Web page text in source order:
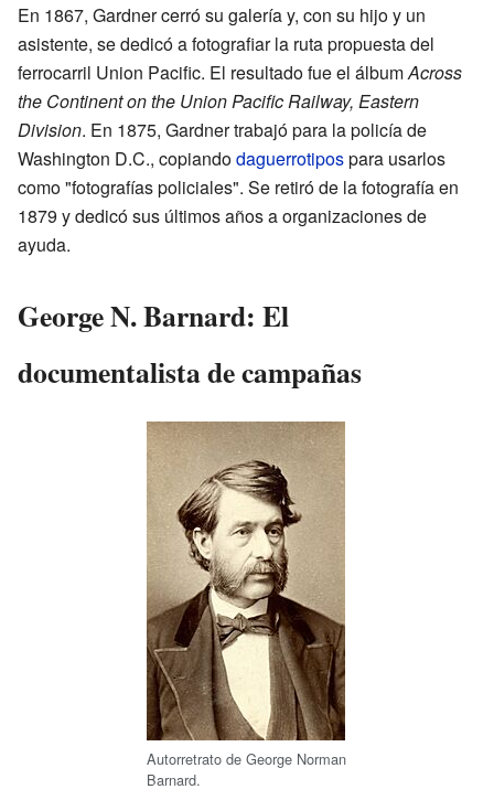
En 1867, Gardner cerró su galería y, con su hijo y un
asistente, se dedicó a fotografiar la ruta propuesta del
ferrocarril Union Pacific. El resultado fue el álbumAcross
the Continent on the Union Pacific Railway, Eastern
Division. En 1875, Gardner trabajó para la policía de
Washington D.C., copiandodaguerrotipospara usarlos
como "fotografías policiales". Se retiró de la fotografía en
1879 y dedicó sus últimos años a organizaciones de
ayuda.
George N. Barnard: El
documentalista de campañas
Autorretrato de George Norman
Barnard.